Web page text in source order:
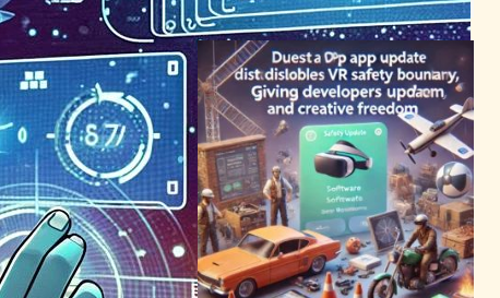
2024年3月15日18:08